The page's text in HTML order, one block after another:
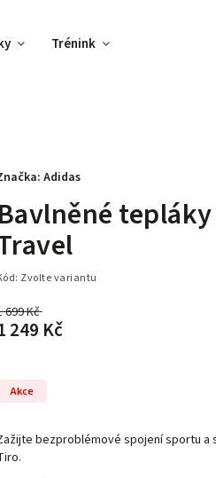
Trénink
Bavlněné
Zvolte variantu
699 Kč
249 Kč
Akce
bezproblémové spojení sportu a
Adidas